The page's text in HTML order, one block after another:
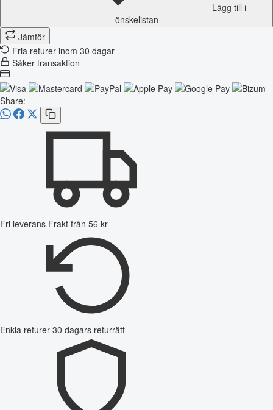
Lägg till i
önskelistan
Jämför
Fria returer inom 30 dagar
Säker transaktion
Share:
Fri leverans Frakt från 56 kr
Enkla returer 30 dagars returrätt